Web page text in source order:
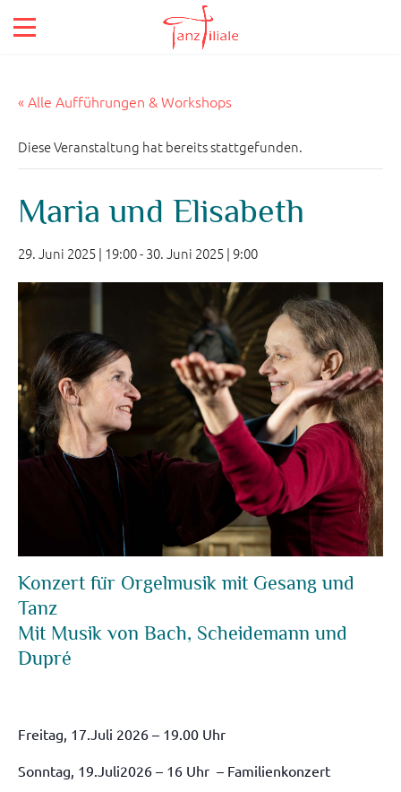
« Alle Aufführungen & Workshops
Diese Veranstaltung hat bereits stattgefunden.
Maria und Elisabeth
29. Juni 2025 | 19:00-30. Juni 2025 | 9:00
Konzert für Orgelmusik mit Gesang und
Tanz
Mit Musik von Bach, Scheidemann und
Dupré
Freitag, 17.Juli 2026 – 19.00 Uhr
Sonntag, 19.Juli2026 – 16 Uhr – Familienkonzert